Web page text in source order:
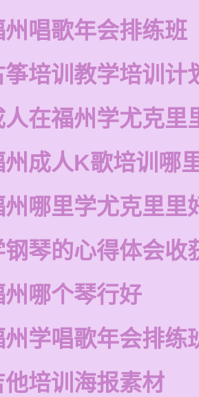
州唱歌年会排练班
筝培训教学培训计
人在福州学尤克里
州成人K歌培训哪
州哪里学尤克里里
钢琴的心得体会收
州哪个琴行好
州学唱歌年会排练
他培训海报素材